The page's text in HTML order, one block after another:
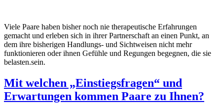
Viele Paare haben bisher noch nie therapeutische Erfahrungen
gemacht und erleben sich in ihrer Partnerschaft an einen Punkt, an
dem ihre bisherigen Handlungs- und Sichtweisen nicht mehr
funktionieren oder ihnen Gefühle und Regungen begegnen, die sie
belasten.sein.
Mit welchen „Einstiegsfragen“ und
Erwartungen kommen Paare zu Ihnen?